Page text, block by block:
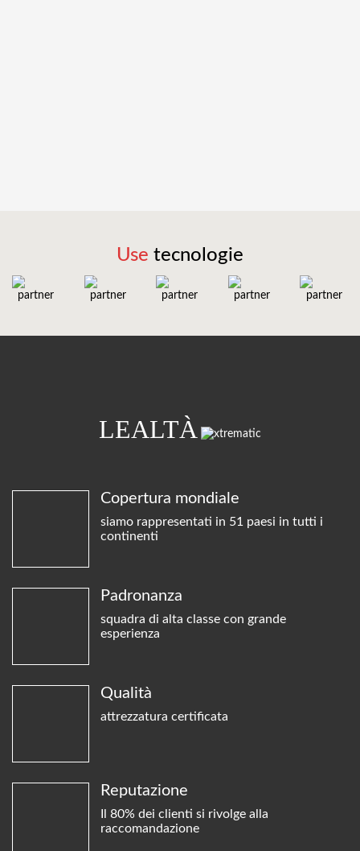
Use tecnologie
LEALTÀ
Copertura mondiale
siamo rappresentati in 51 paesi in tutti i
continenti
Padronanza
squadra di alta classe con grande
esperienza
Qualità
attrezzatura certificata
Reputazione
Il 80% dei clienti si rivolge alla
raccomandazione